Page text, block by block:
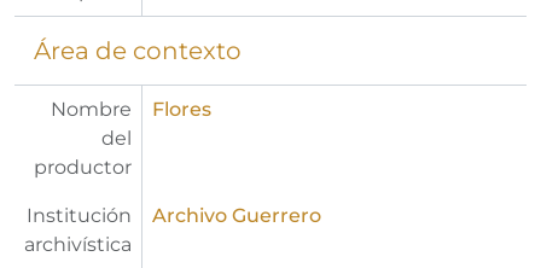
Área de contexto
Nombre
del
productor
Flores
Institución
archivística
Archivo Guerrero